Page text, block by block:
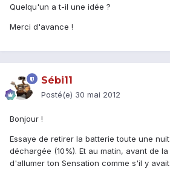
Quelqu'un a t-il une idée ?
Merci d'avance !
Sébi11
Posté(e) 30 mai 2012
Bonjour !
Essaye de retirer la batterie toute une
déchargée (10%). Et au matin, avant de
d'allumer ton Sensation comme s'il y